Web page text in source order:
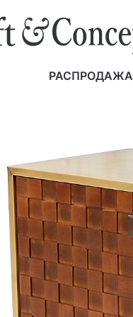
РАСПРОДАЖА